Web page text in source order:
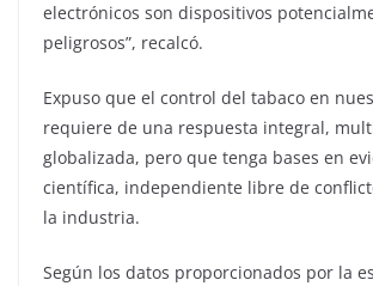
electrónicos son dispositivos
peligrosos”, recalcó.
Expuso que el control del tabaco en
requiere de una respuesta integral,
globalizada, pero que tenga bases en
científica, independiente libre de
la industria.
Según los datos proporcionados por la